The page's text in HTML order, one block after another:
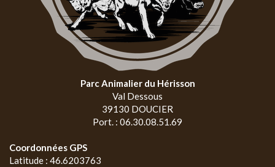
Parc Animalier du Hérisson
Val Dessous
39130 DOUCIER
Port. : 06.30.08.51.69
Coordonnées GPS
Latitude : 46.6203763